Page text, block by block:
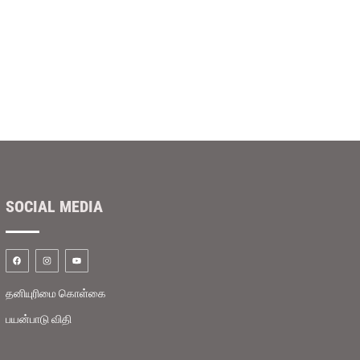
SOCIAL MEDIA
தனியுரிமை கொள்கை
பயன்பாடு விதி